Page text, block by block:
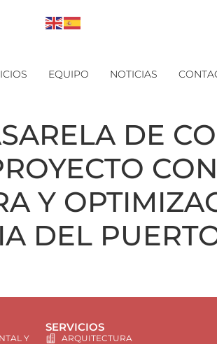
EQUIPO NOTICIAS
DE
Y
DEL
Y
SERVICIOS
ARQUITECTURA